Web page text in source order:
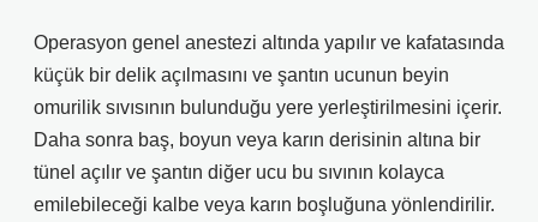
Operasyon genel anestezi altında yapılır ve kafatasında
küçük bir delik açılmasını ve şantın ucunun beyin
omurilik sıvısının bulunduğu yere yerleştirilmesini içerir.
Daha sonra baş, boyun veya karın derisinin altına bir
tünel açılır ve şantın diğer ucu bu sıvının kolayca
emilebileceği kalbe veya karın boşluğuna yönlendirilir.